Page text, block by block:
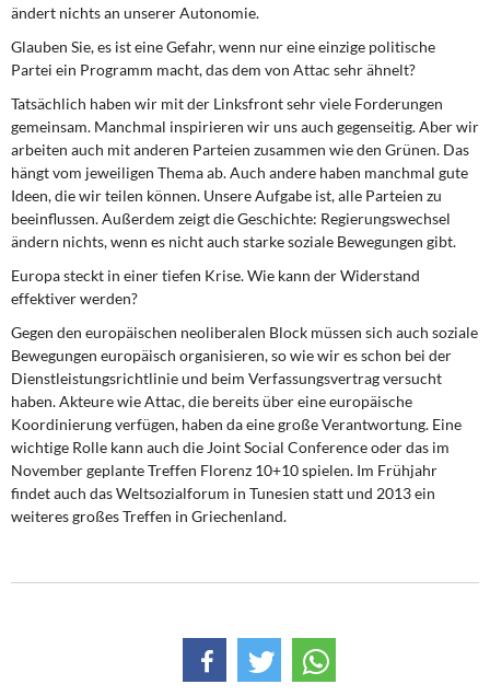
ändert nichts an unserer Autonomie.
Glauben Sie, es ist eine Gefahr, wenn nur eine einzige politische
Partei ein Programm macht, das dem von Attac sehr ähnelt?
Tatsächlich haben wir mit der Linksfront sehr viele Forderungen
gemeinsam. Manchmal inspirieren wir uns auch gegenseitig. Aber wir
arbeiten auch mit anderen Parteien zusammen wie den Grünen. Das
hängt vom jeweiligen Thema ab. Auch andere haben manchmal gute
Ideen, die wir teilen können. Unsere Aufgabe ist, alle Parteien zu
beeinflussen. Außerdem zeigt die Geschichte: Regierungswechsel
ändern nichts, wenn es nicht auch starke soziale Bewegungen gibt.
Europa steckt in einer tiefen Krise. Wie kann der Widerstand
effektiver werden?
Gegen den europäischen neoliberalen Block müssen sich auch soziale
Bewegungen europäisch organisieren, so wie wir es schon bei der
Dienstleistungsrichtlinie und beim Verfassungsvertrag versucht
haben. Akteure wie Attac, die bereits über eine europäische
Koordinierung verfügen, haben da eine große Verantwortung. Eine
wichtige Rolle kann auch die Joint Social Conference oder das im
November geplante Treffen Florenz 10+10 spielen. Im Frühjahr
findet auch das Weltsozialforum in Tunesien statt und 2013 ein
weiteres großes Treffen in Griechenland.